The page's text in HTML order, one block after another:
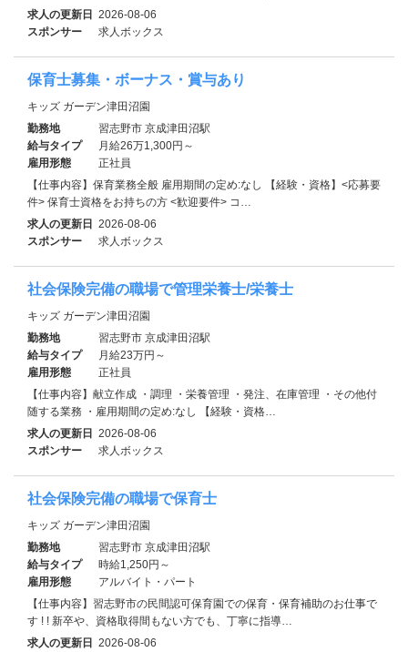
求人の更新日 2026-08-06
スポンサー
求人ボックス
保育士募集・ボーナス・賞与あり
キッズ ガーデン津田沼園
勤務地
習志野市 京成津田沼駅
給与タイプ
月給26万1,300円～
雇用形態
正社員
【仕事内容】保育業務全般 雇用期間の定め:なし 【経験・資格】<応募要
件> 保育士資格をお持ちの方 <歓迎要件> コ…
求人の更新日 2026-08-06
スポンサー
求人ボックス
社会保険完備の職場で管理栄養士/栄養士
キッズ ガーデン津田沼園
勤務地
習志野市 京成津田沼駅
給与タイプ
月給23万円～
雇用形態
正社員
【仕事内容】献立作成 ・調理 ・栄養管理 ・発注、在庫管理 ・その他付
随する業務 ・雇用期間の定め:なし 【経験・資格…
求人の更新日 2026-08-06
スポンサー
求人ボックス
社会保険完備の職場で保育士
キッズ ガーデン津田沼園
勤務地
習志野市 京成津田沼駅
給与タイプ
時給1,250円～
雇用形態
アルバイト・パート
【仕事内容】習志野市の民間認可保育園での保育・保育補助のお仕事で
す ! ! 新卒や、資格取得間もない方でも、丁寧に指導…
求人の更新日 2026-08-06